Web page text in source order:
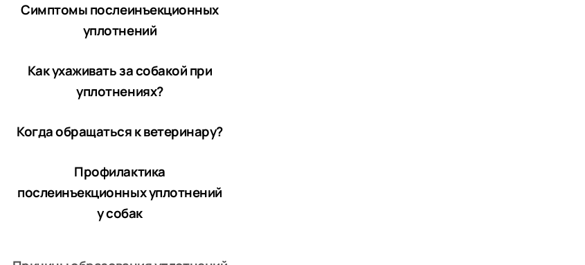
Симптомы послеинъекционных
уплотнений
Как ухаживать за собакой при
уплотнениях?
Когда обращаться к ветеринару?
Профилактика
послеинъекционных уплотнений
у собак